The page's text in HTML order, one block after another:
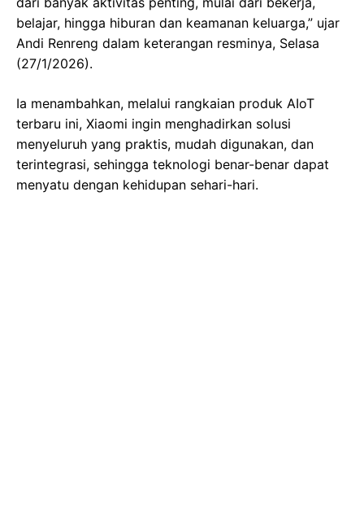
belajar, hingga hiburan dan keamanan keluarga,” ujar
Andi Renreng dalam keterangan resminya, Selasa
(27/1/2026).
Ia menambahkan, melalui rangkaian produk AIoT
terbaru ini, Xiaomi ingin menghadirkan solusi
menyeluruh yang praktis, mudah digunakan, dan
terintegrasi, sehingga teknologi benar-benar dapat
menyatu dengan kehidupan sehari-hari.